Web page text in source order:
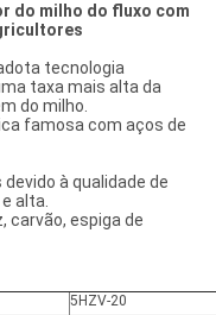
do milho do fluxo com
tecnologia
taxa mais alta da
do milho.
famosa com aços de
à qualidade de
alta.
carvão, espiga de
5HZV-20